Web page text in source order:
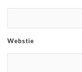
Webstie